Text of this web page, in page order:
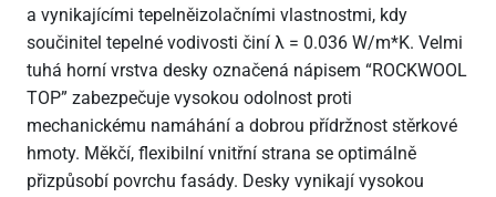
a vynikajícími tepelněizolačními vlastnostmi, kdy
součinitel tepelné vodivosti činí λ = 0.036 W/m*K. Velmi
tuhá horní vrstva desky označená nápisem “ROCKWOOL
TOP” zabezpečuje vysokou odolnost proti
mechanickému namáhání a dobrou přídržnost stěrkové
hmoty. Měkčí, flexibilní vnitřní strana se optimálně
přizpůsobí povrchu fasády. Desky vynikají vysokou